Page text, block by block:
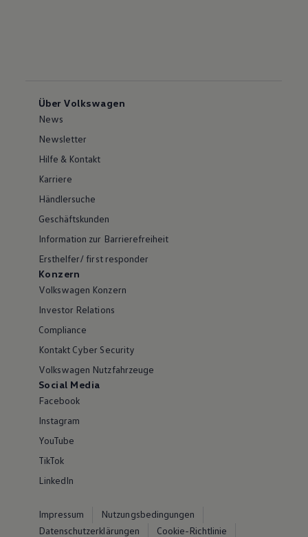
Über Volkswagen
News
Newsletter
Hilfe & Kontakt
Karriere
Händlersuche
Geschäftskunden
Information zur Barrierefreiheit
Ersthelfer/ first responder
Konzern
Volkswagen Konzern
Investor Relations
Compliance
Kontakt Cyber Security
Volkswagen Nutzfahrzeuge
Social Media
Facebook
Instagram
YouTube
TikTok
LinkedIn
Impressum
Nutzungsbedingungen
Datenschutzerklärungen
Cookie-Richtlinie